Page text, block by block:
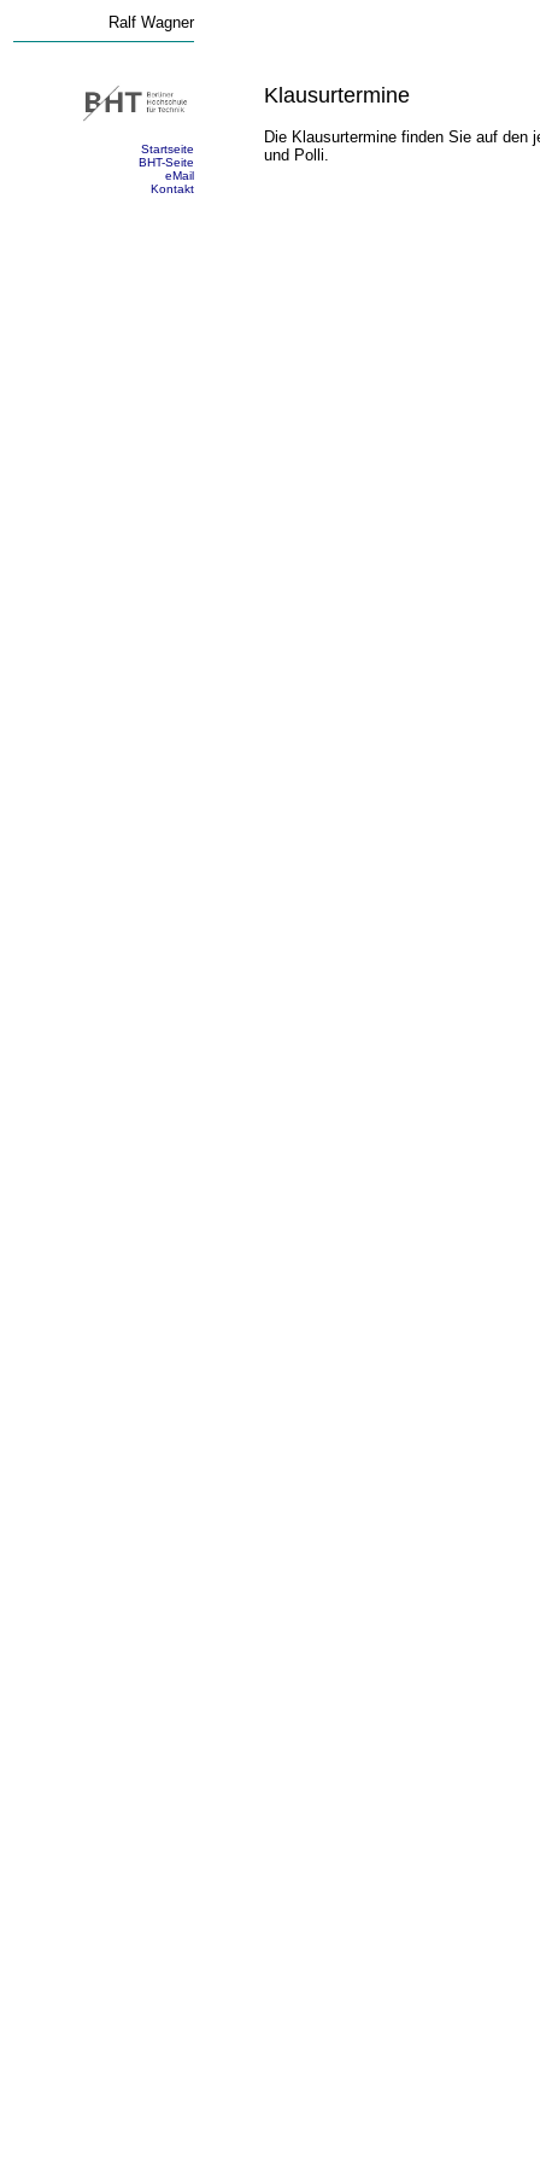
Ralf Wagner
Startseite
BHT-Seite
eMail
Kontakt
Klausurtermine
Die Klausurtermine finden Sie auf den
und Polli.